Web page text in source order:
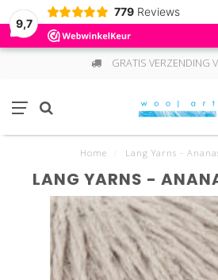
9,7
779 Reviews
GRATIS VERZENDING
Home Lang Yarns -
LANG YARNS -